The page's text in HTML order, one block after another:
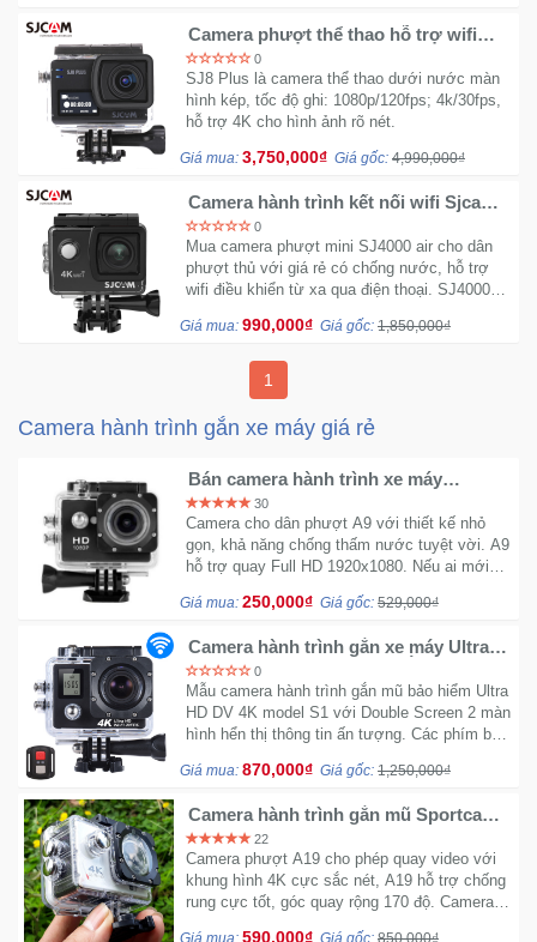
Cụ
Massage
Máy
công
nghệ
Dịch
vụ
Giải
pháp
Voucher
Camera phượt thể thao hỗ trợ wifi
Sjcam SJ8 Plus chống nước
0
SJ8 Plus là camera thể thao dưới nước màn
hình kép, tốc độ ghi: 1080p/120fps; 4k/30fps,
hỗ trợ 4K cho hình ảnh rõ nét.
Giá mua: 3,750,000₫ Giá gốc: 4,990,000₫
Camera hành trình kết nối wifi Sjcam
SJ4000 Air 4K
0
Mua camera phượt mini SJ4000 air cho dân
phượt thủ với giá rẻ có chống nước, hỗ trợ
wifi điều khiển từ xa qua điện thoại. SJ4000
cấp.
Giá mua: 990,000₫ Giá gốc: 1,850,000₫
1
Camera hành trình gắn xe máy giá rẻ
Bán camera hành trình xe máy
Sportcam A9 Full HD
30
Camera cho dân phượt A9 với thiết kế nhỏ
gọn, khả năng chống thấm nước tuyệt vời. A9
hỗ trợ quay Full HD 1920x1080. Nếu ai mới
lựa chọn tối ưu nhất.
Giá mua: 250,000₫ Giá gốc: 529,000₫
Camera hành trình gắn xe máy Ultra
HD DV 4K S1 - Có ngàm gắn mũ bảo
hiểm
0
Mẫu camera hành trình gắn mũ bảo hiểm Ultra
HD DV 4K model S1 với Double Screen 2 màn
hình hển thị thông tin ấn tượng. Các phím bấm
hiện.
Giá mua: 870,000₫ Giá gốc: 1,250,000₫
Camera hành trình gắn mũ Sportcam
A19 4K Wifi
22
Camera phượt A19 cho phép quay video với
khung hình 4K cực sắc nét, A19 hỗ trợ chống
rung cực tốt, góc quay rộng 170 độ. Camera
Giá mua: 590,000₫ Giá gốc: 850,000₫